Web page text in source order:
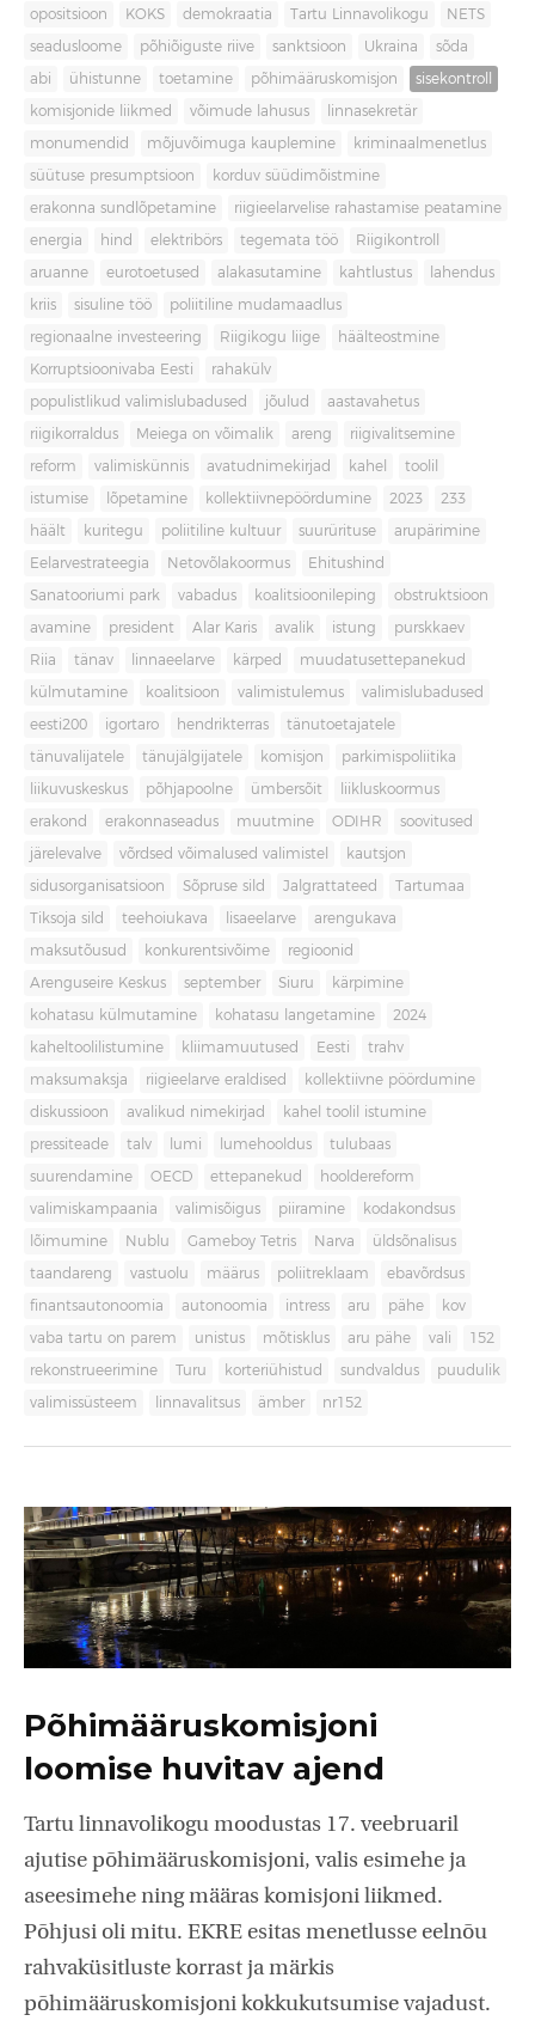
opositsioon KOKS demokraatia Tartu Linnavolikogu NETS
seadusloome põhiõiguste riive sanktsioon Ukraina sõda
abi ühistunne toetamine põhimääruskomisjon sisekontroll
komisjonide liikmed võimude lahusus linnasekretär
monumendid mõjuvõimuga kauplemine kriminaalmenetlus
süütuse presumptsioon korduv süüdimõistmine
erakonna sundlõpetamine riigieelarvelise rahastamise peatamine
energia hind elektribörs tegemata töö Riigikontroll
aruanne eurotoetused alakasutamine kahtlustus lahendus
kriis sisuline töö poliitiline mudamaadlus
regionaalne investeering Riigikogu liige häälteostmine
Korruptsioonivaba Eesti rahakülv
populistlikud valimislubadused jõulud aastavahetus
riigikorraldus Meiega on võimalik areng riigivalitsemine
reform valimiskünnis avatudnimekirjad kahel toolil
istumise lõpetamine kollektiivnepöördumine 2023 233
häält kuritegu poliitiline kultuur suurürituse arupärimine
Eelarvestrateegia Netovõlakoormus Ehitushind
Sanatooriumi park vabadus koalitsioonileping obstruktsioon
avamine president Alar Karis avalik istung purskkaev
Riia tänav linnaeelarve kärped muudatusettepanekud
külmutamine koalitsioon valimistulemus valimislubadused
eesti200 igortaro hendrikterras tänutoetajatele
tänuvalijatele tänujälgijatele komisjon parkimispoliitika
liikuvuskeskus põhjapoolne ümbersõit liikluskoormus
erakond erakonnaseadus muutmine ODIHR soovitused
järelevalve võrdsed võimalused valimistel kautsjon
sidusorganisatsioon Sõpruse sild Jalgrattateed Tartumaa
Tiksoja sild teehoiukava lisaeelarve arengukava
maksutõusud konkurentsivõime regioonid
Arenguseire Keskus september Siuru kärpimine
kohatasu külmutamine kohatasu langetamine 2024
kaheltoolilistumine kliimamuutused Eesti trahv
maksumaksja riigieelarve eraldised kollektiivne pöördumine
diskussioon avalikud nimekirjad kahel toolil istumine
pressiteade talv lumi lumehooldus tulubaas
suurendamine OECD ettepanekud hooldereform
valimiskampaania valimisõigus piiramine kodakondsus
lõimumine Nublu Gameboy Tetris Narva üldsõnalisus
taandareng vastuolu määrus poliitreklaam ebavõrdsus
finantsautonoomia autonoomia intress aru pähe kov
vaba tartu on parem unistus mõtisklus aru pähe vali 152
rekonstrueerimine Turu korteriühistud sundvaldus puudulik
valimissüsteem linnavalitsus ämber nr152
Põhimääruskomisjoni
loomise huvitav ajend
Tartu linnavolikogu moodustas 17. veebruaril
ajutise põhimääruskomisjoni, valis esimehe ja
aseesimehe ning määras komisjoni liikmed.
Põhjusi oli mitu. EKRE esitas menetlusse eelnõu
rahvaküsitluste korrast ja märkis
põhimääruskomisjoni kokkukutsumise vajadust.